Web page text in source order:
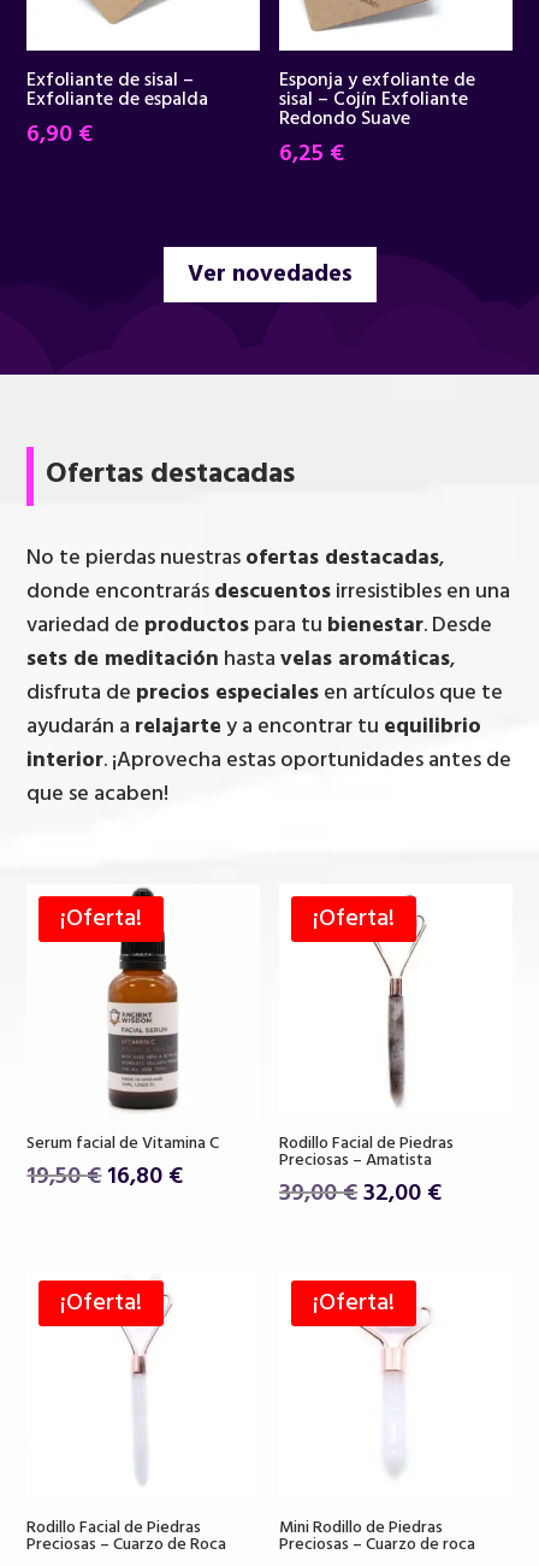
Exfoliante de sisal –
Exfoliante de espalda
6,90€
Esponja y exfoliante de
sisal – Cojín Exfoliante
Redondo Suave
6,25 €
Ver novedades
Ofertas destacadas
No te pierdas nuestrasofertas destacadas,
donde encontrarásdescuentosirresistibles en una
variedad de productospara tu bienestar. Desde
sets de meditación hastavelas aromáticas,
disfruta de precios especialesen artículos que te
ayudarán a relajartey a encontrar tu equilibrio
interior. ¡Aprovecha estas oportunidades antes de
que se acaben!
¡Oferta!
Serum facial de Vitamina C
19,50€El
19,50 €.
16,80€El
¡Oferta!
Rodillo Facial de Piedras
Preciosas – Amatista
39,00€El
era:
39,00 €.
32,00€El
¡Oferta!
Rodillo Facial de Piedras
Preciosas – Cuarzo de Roca
¡Oferta!
Mini Rodillo de Piedras
Preciosas – Cuarzo de roca